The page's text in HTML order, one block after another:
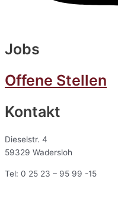
Jobs
Offene Stellen
Kontakt
Dieselstr. 4
59329 Wadersloh
Tel: 0 25 23 – 95 99 -15